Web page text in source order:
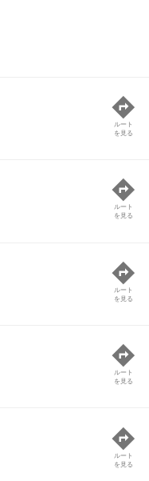
ルート
を見る
ルート
を見る
ルート
を見る
ルート
を見る
ルート
を見る